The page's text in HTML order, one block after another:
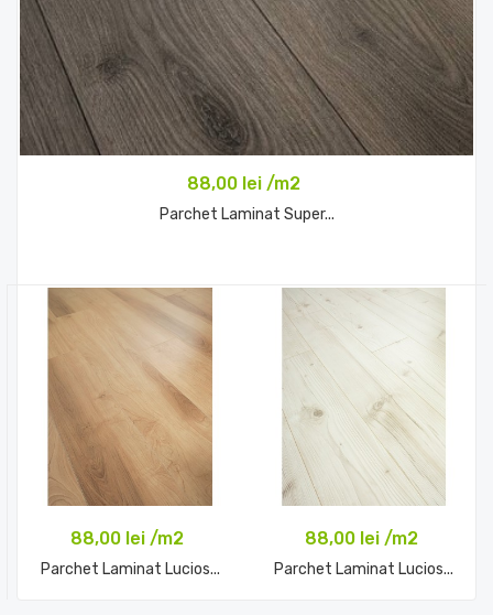
88,00 lei /m2
Parchet Laminat Super...
88,00 lei /m2
Parchet Laminat Lucios...
88,00 lei /m2
Parchet Laminat Lucios...